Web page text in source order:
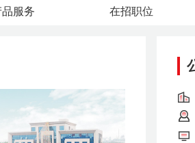
品服务 在招职位